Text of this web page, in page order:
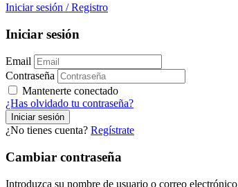
Iniciar sesión / Registro
Iniciar sesión
Email
Contraseña
Mantenerte conectado
¿Has olvidado tu contraseña?
¿No tienes cuenta? Regístrate
Cambiar contraseña
Introduzca su nombre de usuario o correo electrónico